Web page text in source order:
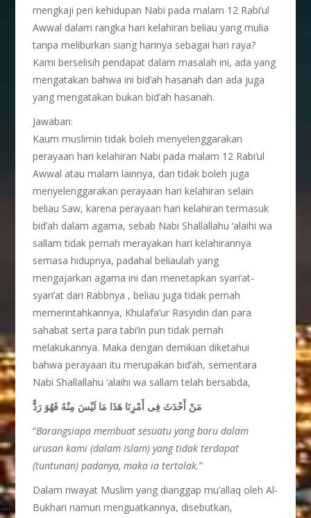
mengkaji peri kehidupan Nabi pada malam 12 Rabi’ul
Awwal dalam rangka hari kelahiran beliau yang mulia
tanpa meliburkan siang harinya sebagai hari raya?
Kami berselisih pendapat dalam masalah ini, ada yang
mengatakan bahwa ini bid’ah hasanah dan ada juga
yang mengatakan bukan bid’ah hasanah.
Jawaban:
Kaum muslimin tidak boleh menyelenggarakan
perayaan hari kelahiran Nabi pada malam 12 Rabi’ul
Awwal atau malam lainnya, dan tidak boleh juga
menyelenggarakan perayaan hari kelahiran selain
beliau Saw, karena perayaan hari kelahiran termasuk
bid’ah dalam agama, sebab Nabi Shallallahu ‘alaihi wa
sallam tidak pernah merayakan hari kelahirannya
semasa hidupnya, padahal beliaulah yang
mengajarkan agama ini dan menetapkan syari’at-
syari’at dari Rabbnya , beliau juga tidak pernah
memerintahkannya, Khulafa’ur Rasyidin dan para
sahabat serta para tabi’in pun tidak pernah
melakukannya. Maka dengan demikian diketahui
bahwa perayaan itu merupakan bid’ah, sementara
Nabi Shallallahu ‘alaihi wa sallam telah bersabda,
مَنْ أَحْدَثَ فِى أَمْرِنَا هَذَا مَا لَيْسَ مِنْهُ فَهُوَ رَدٌّ
“Barangsiapa membuat sesuatu yang baru dalam
urusan kami (dalam Islam) yang tidak terdapat
(tuntunan) padanya, maka ia tertolak.”
Dalam riwayat Muslim yang dianggap mu’allaq oleh Al-
Bukhari namun menguatkannya, disebutkan,